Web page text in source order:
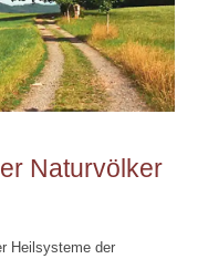
Naturvölker
Heilsysteme der